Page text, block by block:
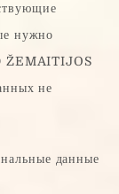
нужно
ŽEMAITIJOS
не
данные